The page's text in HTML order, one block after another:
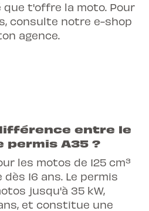
t'offre la moto. Pour
consulte notre e-shop
agence.
entre le
permis A35 ?
les motos de 125 cm³
dès 16 ans. Le permis
jusqu'à 35 kW,
et constitue une